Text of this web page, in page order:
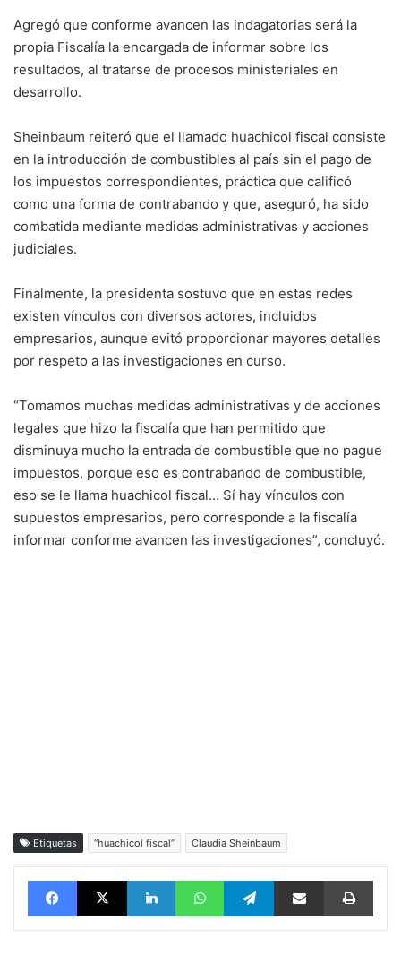
Agregó que conforme avancen las indagatorias será la
propia Fiscalía la encargada de informar sobre los
resultados, al tratarse de procesos ministeriales en
desarrollo.
Sheinbaum reiteró que el llamado huachicol fiscal consiste
en la introducción de combustibles al país sin el pago de
los impuestos correspondientes, práctica que calificó
como una forma de contrabando y que, aseguró, ha sido
combatida mediante medidas administrativas y acciones
judiciales.
Finalmente, la presidenta sostuvo que en estas redes
existen vínculos con diversos actores, incluidos
empresarios, aunque evitó proporcionar mayores detalles
por respeto a las investigaciones en curso.
“Tomamos muchas medidas administrativas y de acciones
legales que hizo la fiscalía que han permitido que
disminuya mucho la entrada de combustible que no pague
impuestos, porque eso es contrabando de combustible,
eso se le llama huachicol fiscal… Sí hay vínculos con
supuestos empresarios, pero corresponde a la fiscalía
informar conforme avancen las investigaciones”, concluyó.
Etiquetas “huachicol fiscal” Claudia Sheinbaum
FacebookX LinkedInWhatsAppTelegramvía email